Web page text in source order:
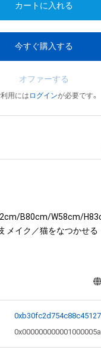
カートに入れる
今すぐ購入する
オファーする
用には ログインが必要です。